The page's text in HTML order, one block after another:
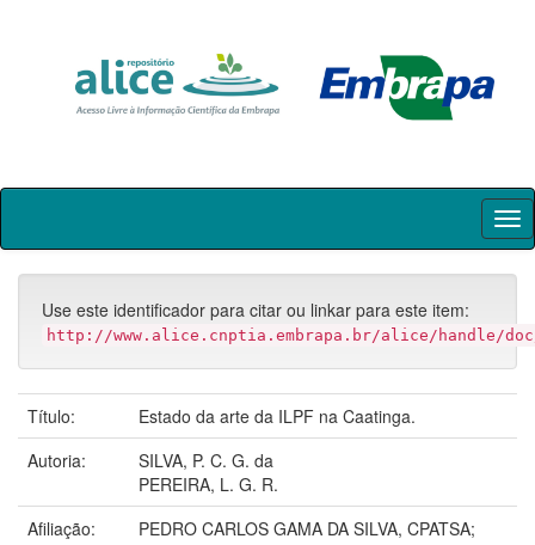
Skip
Use este identificador para citar ou linkar para este item:
http://www.alice.cnptia.embrapa.br/alice/handle/
Título:
Estado da arte da ILPF na Caatinga.
Autoria:
SILVA, P. C. G. da
PEREIRA, L. G. R.
Afiliação:
PEDRO CARLOS GAMA DA SILVA, CPATSA;